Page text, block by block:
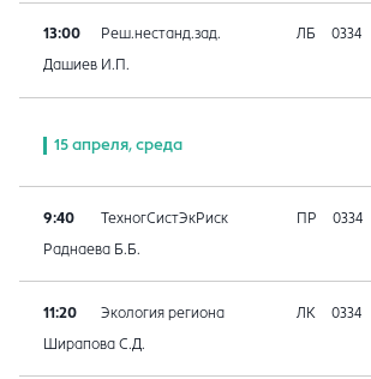
13:00 Реш.нестанд.зад. ЛБ 0334
Дашиев И.П.
15 апреля, среда
9:40 ТехногСистЭкРиск ПР 0334
Раднаева Б.Б.
11:20 Экология региона ЛК 0334
Ширапова С.Д.